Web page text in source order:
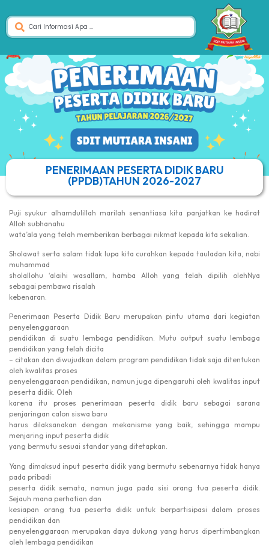
PENERIMAAN PESERTA DIDIK BARU
(PPDB)TAHUN 2026-2027
Puji syukur alhamdulillah marilah senantiasa kita panjatkan ke hadirat
Alloh subhanahu
wata’ala yang telah memberikan berbagai nikmat kepada kita sekalian.
Sholawat serta salam tidak lupa kita curahkan kepada tauladan kita, nabi
muhammad
sholallohu ‘alaihi wasallam, hamba Alloh yang telah dipilih olehNya
sebagai pembawa risalah
kebenaran.
Penerimaan Peserta Didik Baru merupakan pintu utama dari kegiatan
penyelenggaraan
pendidikan di suatu lembaga pendidikan. Mutu output suatu lembaga
pendidikan yang telah dicita
– citakan dan diwujudkan dalam program pendidikan tidak saja ditentukan
oleh kwalitas proses
penyelenggaraan pendidikan, namun juga dipengaruhi oleh kwalitas input
peserta didik. Oleh
karena itu proses penerimaan peserta didik baru sebagai sarana
penjaringan calon siswa baru
harus dilaksanakan dengan mekanisme yang baik, sehingga mampu
menjaring input peserta didik
yang bermutu sesuai standar yang ditetapkan.
Yang dimaksud input peserta didik yang bermutu sebenarnya tidak hanya
pada pribadi
peserta didik semata, namun juga pada sisi orang tua peserta didik.
Sejauh mana perhatian dan
kesiapan orang tua peserta didik untuk berpartisipasi dalam proses
pendidikan dan
penyelenggaraan merupakan daya dukung yang harus dipertimbangkan
oleh lembaga pendidikan